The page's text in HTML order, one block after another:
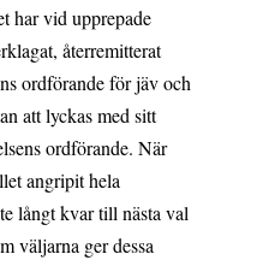
har vid upprepade
återremitterat
ordförande för jäv och
att lyckas med sitt
ordförande. När
angripit hela
långt kvar till nästa val
väljarna ger dessa